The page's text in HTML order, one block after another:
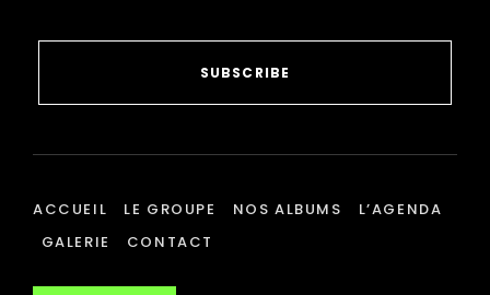
SUBSCRIBE
ACCUEIL LE GROUPE NOS ALBUMS
L’AGENDA
GALERIE
CONTACT